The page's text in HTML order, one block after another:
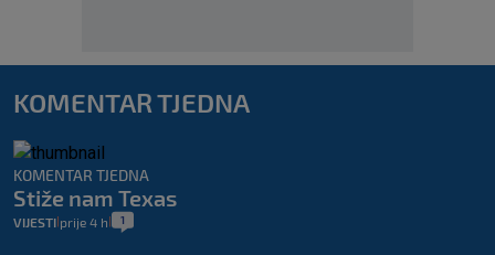
KOMENTAR TJEDNA
KOMENTAR TJEDNA
Stiže nam Texas
VIJESTI prije 4 h 1